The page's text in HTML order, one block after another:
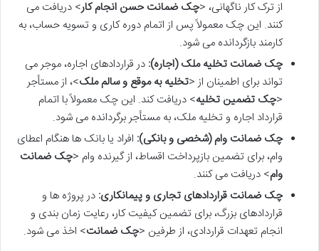
از ترک کار ناگهانی، <چک ضمانت حسن انجام کار> دریافت می
کنند. این چک معمولاً پس از اتمام دوره کاری و تسویه حساب، به
کارمند بازگردانده می شود.
چک ضمانت تخلیه ملک (اجاره): در قراردادهای اجاره، موجر می
تواند برای اطمینان از <تخلیه به موقع و سالم ملک>، از مستأجر
<چک تضمین تخلیه> دریافت کند. این چک معمولاً با اتمام
قرارداد اجاره و تخلیه ملک، به مستأجر برگردانده می شود.
چک ضمانت وام (شخصی و بانکی): افراد یا بانک ها هنگام اعطای
وام، برای تضمین بازپرداخت اقساط، از گیرنده وام <چک ضمانت
وام> دریافت می کنند.
چک ضمانت قراردادهای تجاری و پیمانکاری: در پروژه ها و
قراردادهای بزرگ، برای تضمین کیفیت کار، رعایت زمان بندی و
انجام تعهدات قراردادی، از طرفین <چک ضمانت> اخذ می شود.